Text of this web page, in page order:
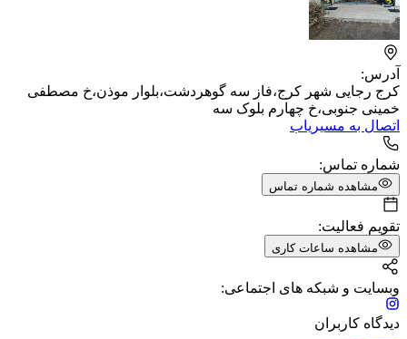
آدرس:
کرج رجایی شهر کرج،فاز سه گوهردشت،بلوار موذن،خ مصطفی
خمینی جنوبی،خ چهارم بلوک سه
اتصال به مسیریاب
شماره تماس:
مشاهده شماره تماس
تقویم فعالیت:
مشاهده ساعات کاری
وبسایت و شبکه های اجتماعی:
دیدگاه کاربران